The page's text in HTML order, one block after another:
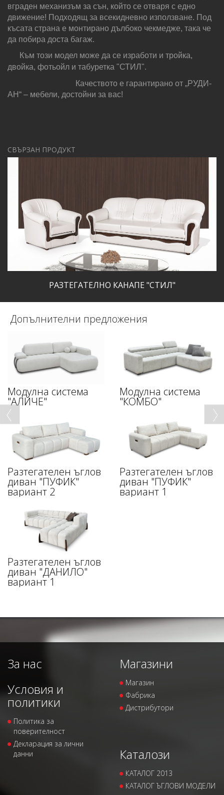
вграден механизъм за сън, който се отваря с едно
движение! Подходящ за всекидневно използване. Под
късата страна е монтирано дълбоко чекмедже, така че
да побира доста багаж.
Към този модел може да се изработи и тройка,
двойка, фотьойл и табуретка "СТИЛ".
Качеството е гарантирано от „РУДИ-
АН“ – мебели, достойни за вас!
СВЪРЗАН ПРОДУКТ
РАЗТЕГАТЕЛНО КАНАПЕ "СТИЛ"
Допълнителни предложения
Модулна система
"АЛИЧЕ"
Модулна система
"КОМБО"
Разтегателен ъглов
диван "ПУФИК"
вариант 2
Разтегателен ъглов
диван "ПУФИК"
вариант 1
Разтегателен ъглов
диван "ДАНИЛО"
вариант 1
За нас
Условия и
политики
Политика за
поверителност
Декларация за лични
данни
Магазини
Магазин
Фабрика
Дистрибутори
Каталози
КАТАЛОГ 2013
КАТАЛОГ ЪГЛОВИ МОДЕЛИ